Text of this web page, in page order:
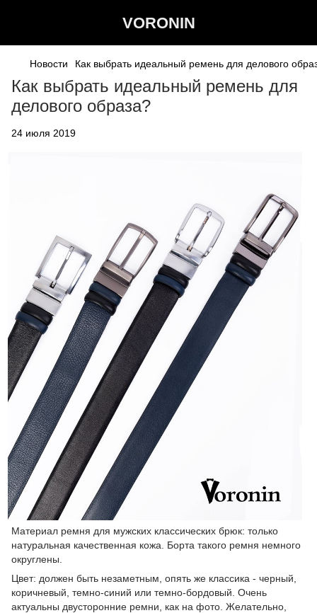
VORONIN
Новости Как выбрать идеальный ремень для делового
Как выбрать идеальный ремень для
делового образа?
24 июля 2019
Материал ремня для мужских классических брюк: только
натуральная качественная кожа. Борта такого ремня немного
округлены.
Цвет: должен быть незаметным, опять же классика - черный,
коричневый, темно-синий или темно-бордовый. Очень
актуальны двусторонние ремни, как на фото. Желательно,